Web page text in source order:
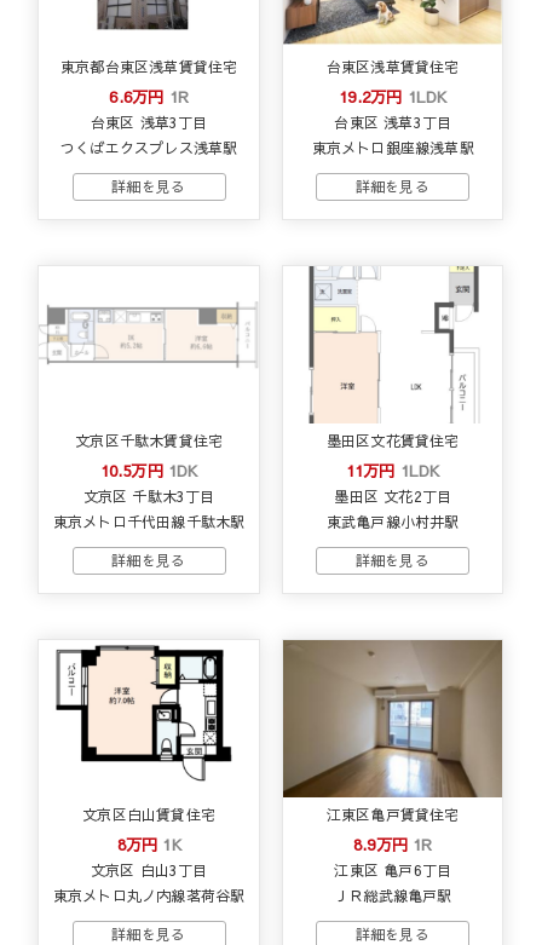
東京都台東区浅草賃貸住宅
6.6万円 1R
台東区 浅草3丁目
つくばエクスプレス浅草駅
台東区浅草賃貸住宅
19.2万円 1LDK
台東区 浅草3丁目
東京メトロ銀座線浅草駅
文京区千駄木賃貸住宅
10.5万円 1DK
文京区 千駄木3丁目
東京メトロ千代田線千駄木駅
墨田区文花賃貸住宅
11万円 1LDK
墨田区 文花2丁目
東武亀戸線小村井駅
文京区白山賃貸住宅
8万円 1K
文京区 白山3丁目
東京メトロ丸ノ内線茗荷谷駅
江東区亀戸賃貸住宅
8.9万円 1R
江東区 亀戸6丁目
ＪＲ総武線亀戸駅